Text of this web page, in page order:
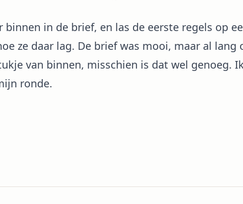
binnen in de brief, en las de eerste regels op
ze daar lag. De brief was mooi, maar al
van binnen, misschien is dat wel genoeg.
ronde.